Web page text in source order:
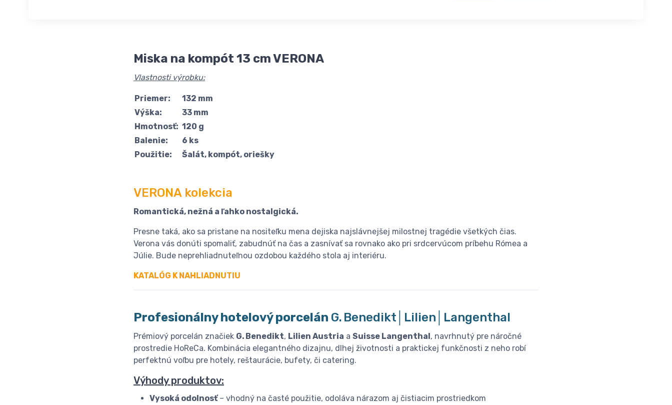
Miska na kompót 13 cm VERONA
Vlastnosti výrobku:
Priemer:
132 mm
Výška:
33 mm
Hmotnosť: 120 g
Balenie:
6 ks
Použitie:
Šalát, kompót, oriešky
VERONA kolekcia
Romantická, nežná a ľahko nostalgická.
Presne taká, ako sa pristane na nositeľku mena dejiska najslávnejšej milostnej tragédie všetkých čias.
Verona vás donúti spomaliť, zabudnúť na čas a zasnívať sa rovnako ako pri srdcervúcom príbehu Rómea a
Júlie. Bude neprehliadnuteľnou ozdobou každého stola aj interiéru.
KATALÓG K NAHLIADNUTIU
Profesionálny hotelový porcelán G. Benedikt│Lilien│Langenthal
Prémiový porcelán značiek G. Benedikt, Lilien Austria a Suisse Langenthal , navrhnutý pre náročné
prostredie HoReCa. Kombinácia elegantného dizajnu, dlhej životnosti a praktickej funkčnosti z neho robí
perfektnú voľbu pre hotely, reštaurácie, bufety, či catering.
Výhody produktov:
Vysoká odolnosť– vhodný na časté použitie, odoláva nárazom aj čistiacim prostriedkom